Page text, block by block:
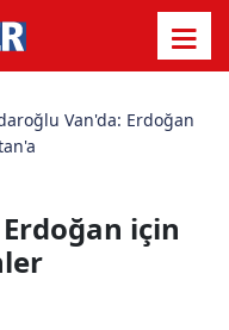
Van'da: Erdoğan
için